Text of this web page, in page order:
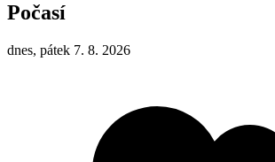
Počasí
dnes, pátek 7. 8. 2026